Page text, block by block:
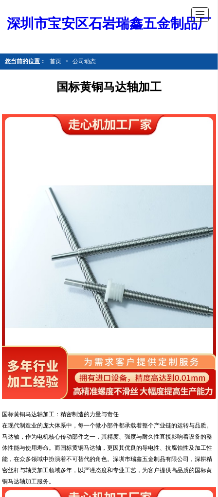
深圳市宝安区石岩瑞鑫五金制品厂
您当前的位置： 首页 > 公司动态
国标黄铜马达轴加工
国标黄铜马达轴加工：精密制造的力量与责任
在现代制造业的庞大体系中，每一个微小部件都承载着整个产业链的运转与品质。
马达轴，作为电机核心传动部件之一，其精度、强度与耐久性直接影响着设备的整
体性能与使用寿命。而国标黄铜马达轴，更因其优良的导电性、抗腐蚀性及加工性
能，在众多领域中扮演着不可替代的角色。深圳市瑞鑫五金制品有限公司，深耕精
密丝杆与轴类加工领域多年，以严谨态度和专业工艺，为客户提供高品质的国标黄
铜马达轴加工服务。